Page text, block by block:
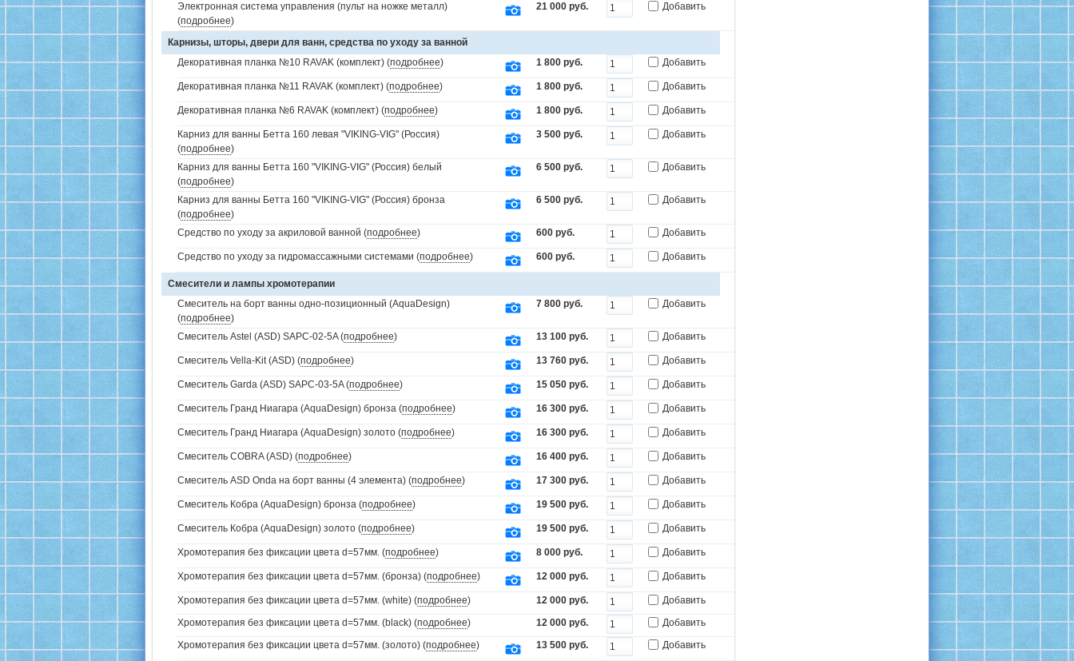
Электронная система управления (пульт на ножке металл)
(подробнее)
21 000 руб. Добавить
Карнизы, шторы, двери для ванн, средства по уходу за ванной
Декоративная планка №10 RAVAK (комплект) (подробнее) 1 800 руб. Добавить
Декоративная планка №11 RAVAK (комплект) (подробнее) 1 800 руб. Добавить
Декоративная планка №6 RAVAK (комплект) (подробнее) 1 800 руб. Добавить
Карниз для ванны Бетта 160 левая "VIKING-VIG" (Россия)
(подробнее)
3 500 руб. Добавить
Карниз для ванны Бетта 160 "VIKING-VIG" (Россия) белый
(подробнее)
6 500 руб. Добавить
Карниз для ванны Бетта 160 "VIKING-VIG" (Россия) бронза
(подробнее)
6 500 руб. Добавить
Средство по уходу за акриловой ванной (подробнее) 600 руб. Добавить
Средство по уходу за гидромассажными системами (подробнее) 600 руб. Добавить
Смесители и лампы хромотерапии
Смеситель на борт ванны одно-позиционный (AquaDesign)
(подробнее)
7 800 руб. Добавить
Смеситель Astel (ASD) SAPC-02-5A (подробнее) 13 100 руб. Добавить
Смеситель Vella-Kit (ASD) (подробнее) 13 760 руб. Добавить
Смеситель Garda (ASD) SAPC-03-5A (подробнее) 15 050 руб. Добавить
Смеситель Гранд Ниагара (AquaDesign) бронза (подробнее) 16 300 руб. Добавить
Смеситель Гранд Ниагара (AquaDesign) золото (подробнее) 16 300 руб. Добавить
Смеситель COBRA (ASD) (подробнее) 16 400 руб. Добавить
Смеситель ASD Onda на борт ванны (4 элемента) (подробнее) 17 300 руб. Добавить
Смеситель Кобра (AquaDesign) бронза (подробнее) 19 500 руб. Добавить
Смеситель Кобра (AquaDesign) золото (подробнее) 19 500 руб. Добавить
Хромотерапия без фиксации цвета d=57мм. (подробнее) 8 000 руб. Добавить
Хромотерапия без фиксации цвета d=57мм. (бронза) (подробнее) 12 000 руб. Добавить
Хромотерапия без фиксации цвета d=57мм. (white) (подробнее) 12 000 руб.
Добавить
Хромотерапия без фиксации цвета d=57мм. (black) (подробнее) 12 000 руб.
Добавить
Хромотерапия без фиксации цвета d=57мм. (золото) (подробнее) 13 500 руб. Добавить